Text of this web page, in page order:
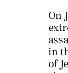
On
in
of